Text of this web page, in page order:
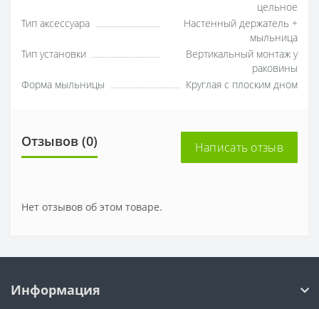
цельное
Тип аксессуара
Настенный держатель +
мыльница
Тип установки
Вертикальный монтаж у
раковины
Форма мыльницы
Круглая с плоским дном
Отзывов (0) Написать отзыв
Нет отзывов об этом товаре.
Информация